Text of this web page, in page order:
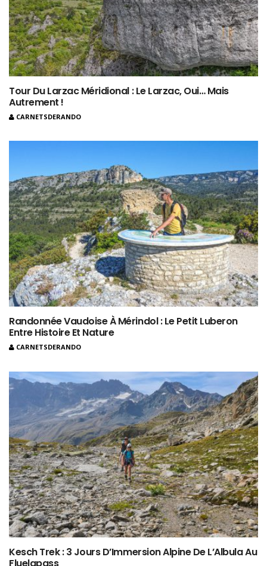
Tour Du Larzac Méridional : Le Larzac, Oui… Mais
Autrement !
CARNETSDERANDO
Randonnée Vaudoise À Mérindol : Le Petit Luberon
Entre Histoire Et Nature
CARNETSDERANDO
Kesch Trek : 3 Jours D’Immersion Alpine De L’Albula Au